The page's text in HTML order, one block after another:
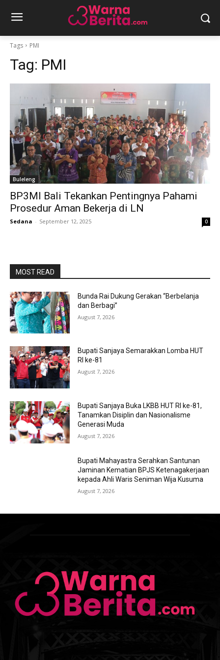
Tags PMI
Tag: PMI
Buleleng
BP3MI Bali Tekankan Pentingnya Pahami
Prosedur Aman Bekerja di LN
Sedana - September 12, 2025 0
MOST READ
Bunda Rai Dukung Gerakan “Berbelanja
dan Berbagi”
August 7, 2026
Bupati Sanjaya Semarakkan Lomba HUT
RI ke-81
August 7, 2026
Bupati Sanjaya Buka LKBB HUT RI ke-81,
Tanamkan Disiplin dan Nasionalisme
Generasi Muda
August 7, 2026
Bupati Mahayastra Serahkan Santunan
Jaminan Kematian BPJS Ketenagakerjaan
kepada Ahli Waris Seniman Wija Kusuma
August 7, 2026